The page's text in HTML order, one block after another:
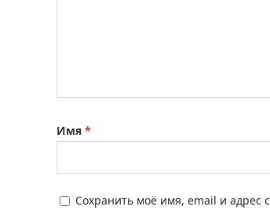
Имя *
Сохранить моё имя, email и адрес